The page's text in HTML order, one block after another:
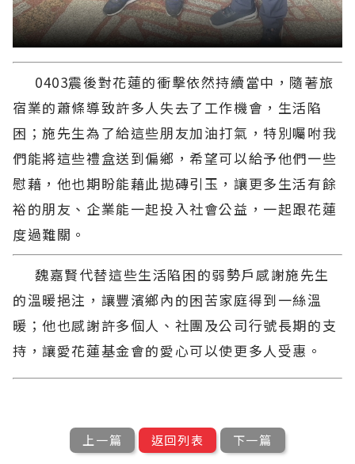
0403震後對花蓮的衝擊依然持續當中，隨著旅
宿業的蕭條導致許多人失去了工作機會，生活陷
困；施先生為了給這些朋友加油打氣，特別囑咐我
們能將這些禮盒送到偏鄉，希望可以給予他們一些
慰藉，他也期盼能藉此拋磚引玉，讓更多生活有餘
裕的朋友、企業能一起投入社會公益，一起跟花蓮
度過難關。
魏嘉賢代替這些生活陷困的弱勢戶感謝施先生
的溫暖挹注，讓豐濱鄉內的困苦家庭得到一絲溫
暖；他也感謝許多個人、社團及公司行號長期的支
持，讓愛花蓮基金會的愛心可以使更多人受惠。
上一篇 返回列表 下一篇